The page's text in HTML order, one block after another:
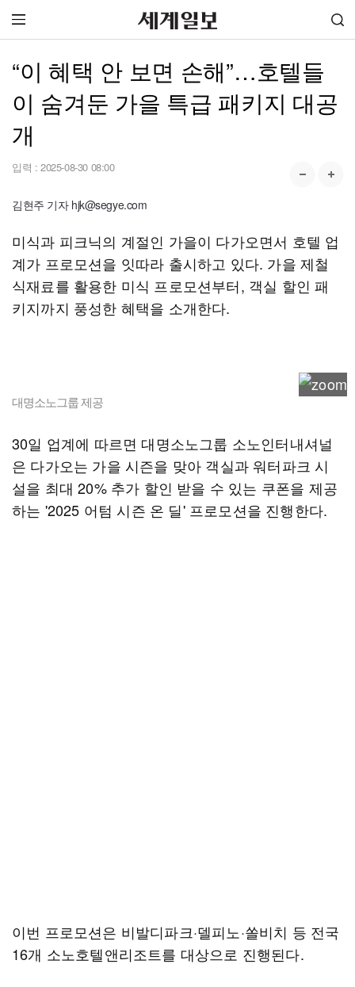
“이 혜택 안 보면 손해”…호텔들
이 숨겨둔 가을 특급 패키지 대공
개
입력 : 2025-08-30 08:00
김현주 기자 hjk@segye.com
미식과 피크닉의 계절인 가을이 다가오면서 호텔 업
계가 프로모션을 잇따라 출시하고 있다. 가을 제철
식재료를 활용한 미식 프로모션부터, 객실 할인 패
키지까지 풍성한 혜택을 소개한다.
대명소노그룹 제공
30일 업계에 따르면 대명소노그룹 소노인터내셔널
은 다가오는 가을 시즌을 맞아 객실과 워터파크 시
설을 최대 20% 추가 할인 받을 수 있는 쿠폰을 제공
하는 '2025 어텀 시즌 온 딜' 프로모션을 진행한다.
이번 프로모션은 비발디파크·델피노·쏠비치 등 전국
16개 소노호텔앤리조트를 대상으로 진행된다.